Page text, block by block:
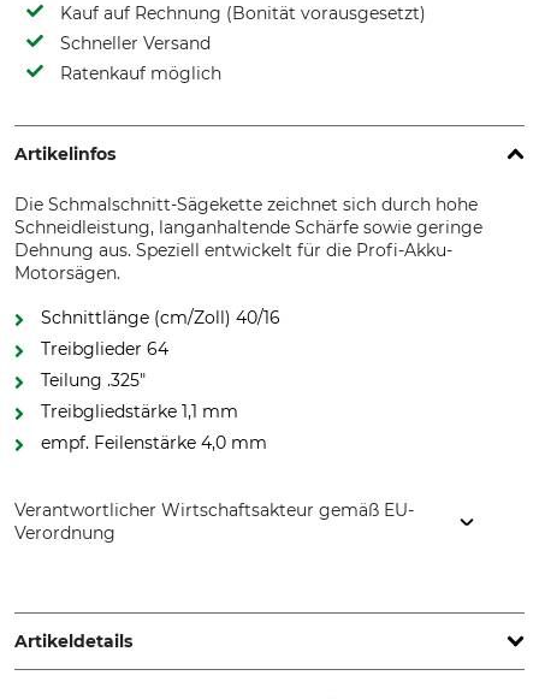
Kauf auf Rechnung (Bonität vorausgesetzt)
Schneller Versand
Ratenkauf möglich
Artikelinfos
Die Schmalschnitt-Sägekette zeichnet sich durch hohe
Schneidleistung, langanhaltende Schärfe sowie geringe
Dehnung aus. Speziell entwickelt für die Profi-Akku-
Motorsägen.
Schnittlänge (cm/Zoll) 40/16
Treibglieder 64
Teilung .325"
Treibgliedstärke 1,1 mm
empf. Feilenstärke 4,0 mm
Verantwortlicher Wirtschaftsakteur gemäß EU-
Verordnung
www.husqvarnagroup.com
Artikeldetails